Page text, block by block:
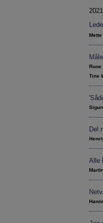
Mette
Rune
Tine
Del
Alle